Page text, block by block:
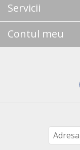
Servicii
Contul meu